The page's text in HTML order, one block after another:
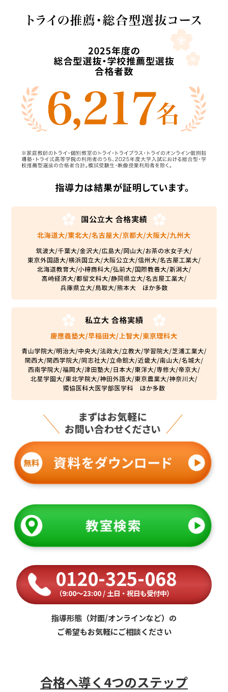
0120-325-068
（9:00〜23:00 / 土日・祝日も受付中）
指導形態（対面/オンラインなど）の
ご希望もお気軽にご相談ください
合格へ導く4つのステップ